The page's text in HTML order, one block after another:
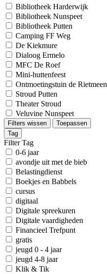
Bibliotheek Harderwijk
Bibliotheek Nunspeet
Bibliotheek Putten
Camping FF Weg
De Kiekmure
Dialoog Ermelo
MFC De Roef
Mini-huttenfeest
Ontmoetingstuin de Rietmeen
Stroud Putten
Theater Stroud
Veluvine Nunspeet
Filters wissen
Toepassen
Tag
Filter Tag
0-6 jaar
avondje uit met de bieb
Belastingdienst
Boekjes en Babbels
cursus
digitaal
Digitale spreekuren
Digitale vaardigheden
Financieel Trefpunt
gratis
jeugd 0 - 4 jaar
jeugd 4-8 jaar
Klik & Tik